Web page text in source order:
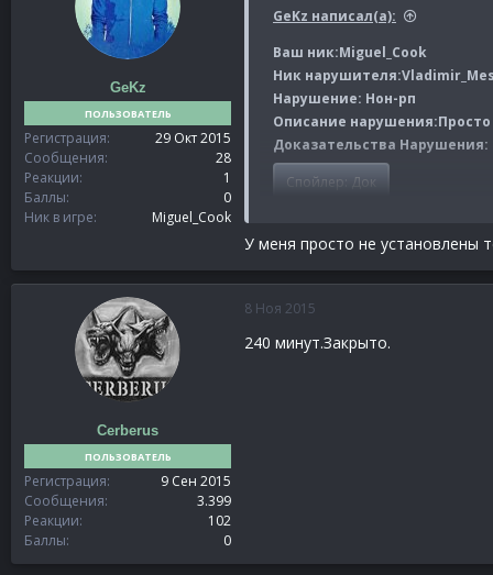
GeKz
ПОЛЬЗОВАТЕЛЬ
Регистрация
29 Окт 2015
Сообщения
28
Реакции
1
Баллы
0
Ник в игре
Miguel_Cook
GeKz написал(а):
Ваш ник:Miguel_Cook
Ник
Нарушение: Нон-рп
Описание
Доказательства Нарушения:
Спойлер: Док
У меня просто не установлены
Cerberus
ПОЛЬЗОВАТЕЛЬ
Регистрация
9 Сен 2015
Сообщения
3.399
Реакции
102
Баллы
0
8 Ноя 2015
240 минут.Закрыто.